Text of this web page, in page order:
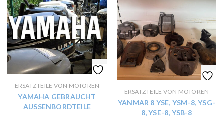
ERSATZTEILE VON MOTOREN
YAMAHA GEBRAUCHT
AUSSENBORDTEILE
ERSATZTEILE VON MOTOREN
YANMAR 8 YSE, YSM-8, YSG-
8, YSE-8, YSB-8